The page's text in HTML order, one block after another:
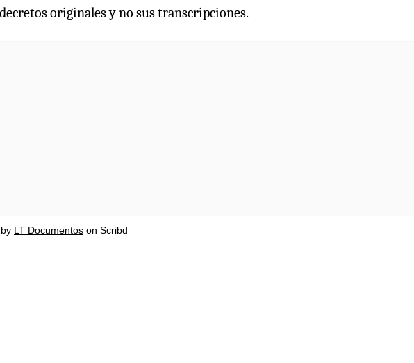
originales y no sus transcripciones.
by LT Documentos on Scribd